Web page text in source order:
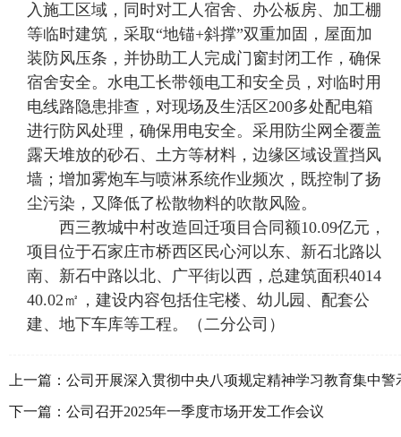
入施工区域，同时对工人宿舍、办公板房、加工棚
等临时建筑，采取“地锚+斜撑”双重加固，屋面加
装防风压条，并协助工人完成门窗封闭工作，确保
宿舍安全。水电工长带领电工和安全员，对临时用
电线路隐患排查，对现场及生活区200多处配电箱
进行防风处理，确保用电安全。采用防尘网全覆盖
露天堆放的砂石、土方等材料，边缘区域设置挡风
墙；增加雾炮车与喷淋系统作业频次，既控制了扬
尘污染，又降低了松散物料的吹散风险。
西三教城中村改造回迁项目合同额10.09亿元，
项目位于石家庄市桥西区民心河以东、新石北路以
南、新石中路以北、广平街以西，总建筑面积4014
40.02㎡，建设内容包括住宅楼、幼儿园、配套公
建、地下车库等工程。（二分公司）
上一篇： 公司开展深入贯彻中央八项规定精神学习教育集中警
学习
下一篇： 公司召开2025年一季度市场开发工作会议